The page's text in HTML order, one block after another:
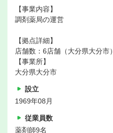
【事業内容】
調剤薬局の運営
【拠点詳細】
店舗数：6店舗（大分県大分市）
【事業所】
大分県大分市
設立
1969年08月
従業員数
薬剤師9名